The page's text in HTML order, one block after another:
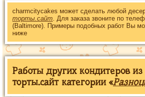
charmcitycakes может сделать любой
торты.сайт . Для заказа звоните по
(Baltimore). Примеры подобных работ Вы
ниже
Работы других кондитеров из
торты.сайт категории «